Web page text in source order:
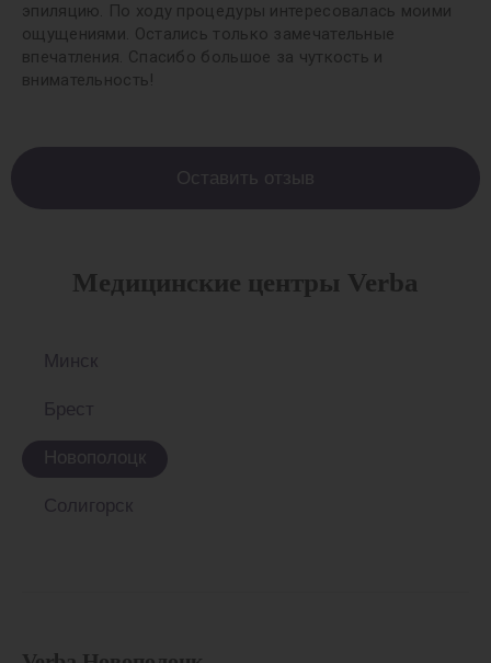
эпиляцию. По ходу процедуры интересовалась моими
ощущениями. Остались только замечательные
впечатления. Спасибо большое за чуткость и
внимательность!
Оставить отзыв
Медицинские центры Verba
Минск
Брест
Новополоцк
Солигорск